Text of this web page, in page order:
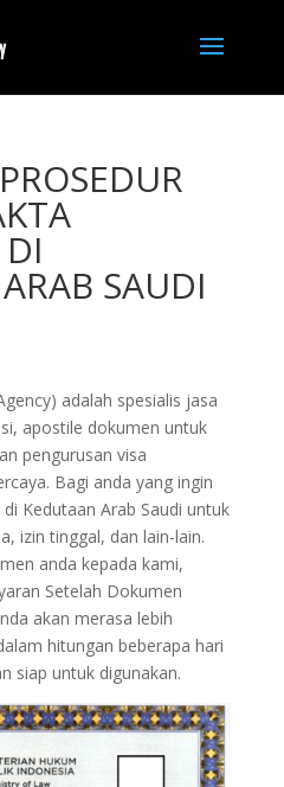
SAUDI
adalah spesialis jasa
apostile dokumen untuk
pengurusan visa
Bagi anda yang ingin
Kedutaan Arab Saudi untuk
izin tinggal, dan lain-lain.
anda kepada kami,
Setelah Dokumen
akan merasa lebih
hitungan beberapa hari
siap untuk digunakan.